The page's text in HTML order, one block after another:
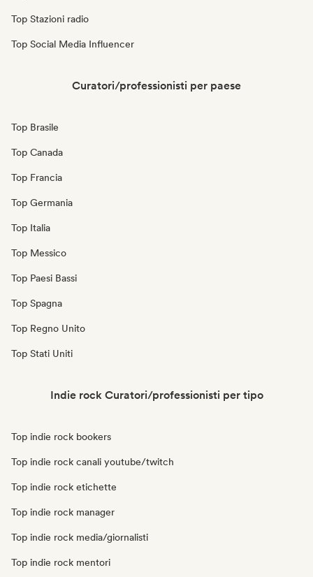
Top Stazioni radio
Top Social Media Influencer
Curatori/professionisti per paese
Top Brasile
Top Canada
Top Francia
Top Germania
Top Italia
Top Messico
Top Paesi Bassi
Top Spagna
Top Regno Unito
Top Stati Uniti
Indie rock Curatori/professionisti per tipo
Top indie rock bookers
Top indie rock canali youtube/twitch
Top indie rock etichette
Top indie rock manager
Top indie rock media/giornalisti
Top indie rock mentori